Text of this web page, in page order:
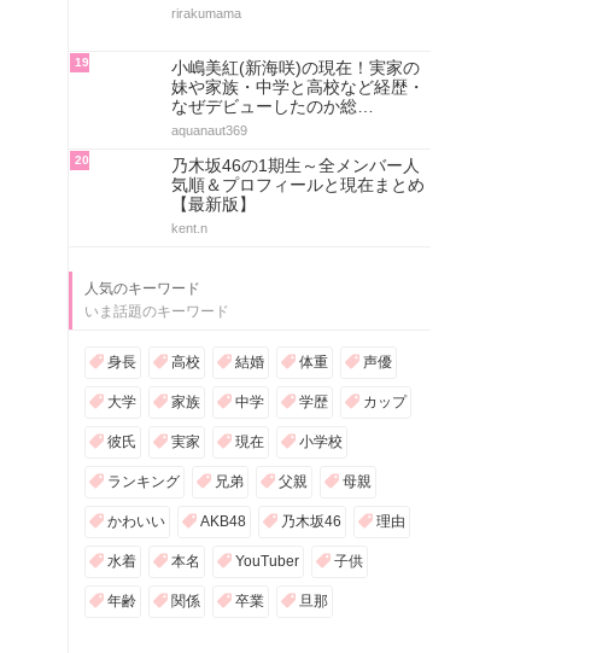
rirakumama
19
小嶋美紅(新海咲)の現在！実家の
妹や家族・中学と高校など経歴・
なぜデビューしたのか総…
aquanaut369
20
乃木坂46の1期生～全メンバー人
気順＆プロフィールと現在まとめ
【最新版】
kent.n
人気のキーワード
いま話題のキーワード
身長 高校 結婚 体重 声優
大学 家族 中学 学歴 カップ
彼氏 実家 現在 小学校
ランキング 兄弟 父親 母親
かわいい AKB48 乃木坂46 理由
水着 本名 YouTuber 子供
年齢 関係 卒業 旦那